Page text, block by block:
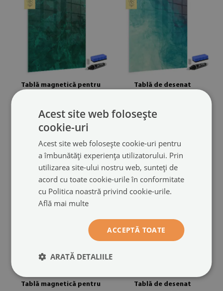
Tablă magnetică pentru
(#tmbpion-00260278)
dimensiuni din: 40x60 cm
289.99 LEI
Tablă de desenat
(#tmbpion-00088979)
dimensiuni din: 40x60 cm
289.99 LEI
Tablă magnetică pentru
Tablă de desenat
Acest site web folosește
cookie-uri
Acest site web folosește cookie-uri pentru
a îmbunătăți experiența utilizatorului. Prin
utilizarea site-ului nostru web, sunteți de
acord cu toate cookie-urile în conformitate
cu Politica noastră privind cookie-urile.
Află mai multe
ACCEPTĂ TOATE
ARATĂ DETALIILE